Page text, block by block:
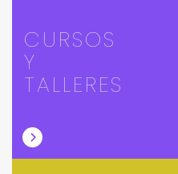
CURSOS
Y
TALLERES